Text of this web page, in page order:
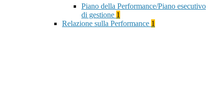
Piano della Performance/Piano esecutivo
di gestione 1
Relazione sulla Performance 1